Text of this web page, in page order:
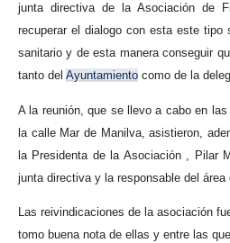
junta directiva de la Asociación de
recuperar el dialogo con esta este
sanitario y de esta manera conseguir
tanto del Ayuntamiento como de la
A la reunión, que se llevo a cabo en
la calle Mar de Manilva, asistieron,
la Presidenta de la Asociación , Pilar
junta directiva y la responsable del área
Las reivindicaciones de la asociación
tomo buena nota de ellas y entre las